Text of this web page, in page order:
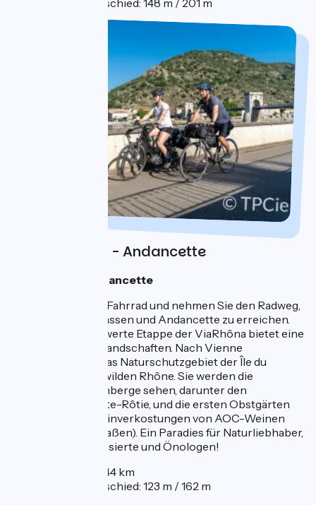
Höhenunterschied: 148 m / 201 m
Tag 3 : Vienne - Andancette
Eine Nacht in Andancette
Steigen Sie auf Ihr Fahrrad und nehmen Sie den Radweg,
um Vienne zu verlassen und Andancette zu erreichen.
Diese bemerkenswerte Etappe der ViaRhôna bietet eine
große Vielfalt an Landschaften. Nach Vienne
durchqueren Sie das Naturschutzgebiet der Île du
Beurre, mitten im wilden Rhône. Sie werden die
terrassierten Weinberge sehen, darunter den
renommierten Côte-Rôtie, und die ersten Obstgärten
des Rhônetals. Weinverkostungen von AOC-Weinen
sind möglich (in Maßen). Ein Paradies für Naturliebhaber,
Geschichtsinteressierte und Önologen!
Entfernung: 44 km
Höhenunterschied: 123 m / 162 m